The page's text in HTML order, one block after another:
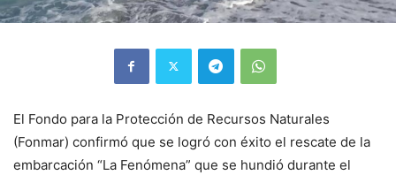
El Fondo para la Protección de Recursos Naturales
(Fonmar) confirmó que se logró con éxito el rescate de la
embarcación “La Fenómena” que se hundió durante el